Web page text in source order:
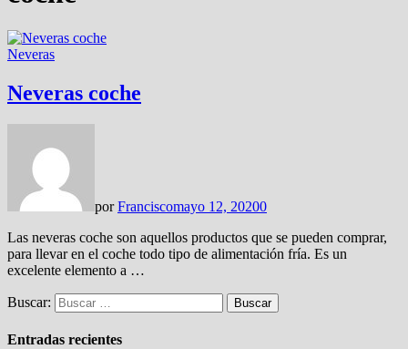
Neveras
Neveras coche
porFranciscomayo 12, 20200
Las neveras coche son aquellos productos que se pueden comprar,
para llevar en el coche todo tipo de alimentación fría. Es un
excelente elemento a …
Buscar:
Entradas recientes